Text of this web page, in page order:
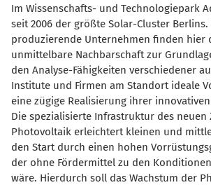
Im Wissenschafts- und Technologiepark
seit 2006 der größte Solar-Cluster
produzierende Unternehmen finden hier
unmittelbare Nachbarschaft zur
den Analyse-Fähigkeiten verschiedener
Institute und Firmen am Standort ideale
eine zügige Realisierung ihrer
Die spezialisierte Infrastruktur des neuen
Photovoltaik erleichtert kleinen und
den Start durch einen hohen
der ohne Fördermittel zu den
wäre. Hierdurch soll das Wachstum der